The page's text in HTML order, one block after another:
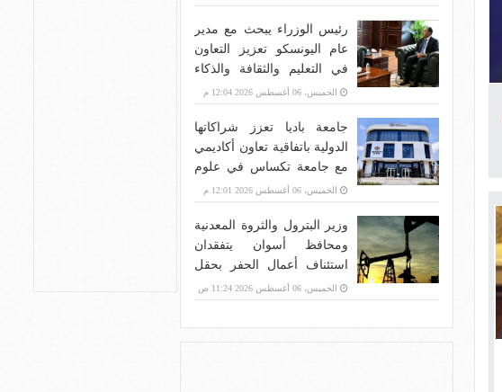
رئيس الوزراء يبحث مع مدير
عام اليونسكو تعزيز التعاون
في التعليم والثقافة والذكاء
الاصطناعي
الخميس، 06 أغسطس 2026 12:04 م
جامعة باديا تعزز شراكاتها
الدولية باتفاقية تعاون أكاديمي
مع جامعة تكساس في علوم
الحاسب وإدارة الأعمال
الخميس، 06 أغسطس 2026 12:01 م
وزير البترول والثروة المعدنية
ومحافظ أسوان يتفقدان
استئناف أعمال الحفر بحقل
البركة في أسوان بعد توقف
منذ عام 2022
الخميس، 06 أغسطس 2026 11:24 ص